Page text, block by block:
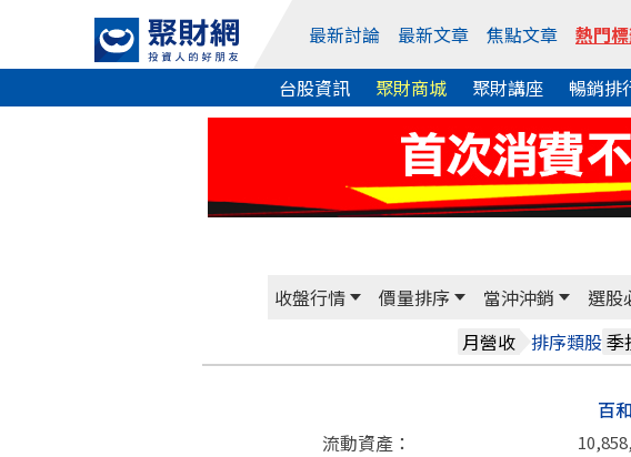
最新討論 最新文章 焦點文章 熱門
台股資訊 聚財商城 聚財講座 暢銷排
收盤行情 價量排序 當沖沖銷 選股
月營收 排序類股季
百
流動資產：